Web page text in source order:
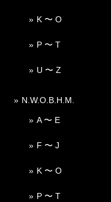
K 〜 O
P 〜 T
U 〜 Z
N.W.O.B.H.M.
A 〜 E
F 〜 J
K 〜 O
P 〜 T